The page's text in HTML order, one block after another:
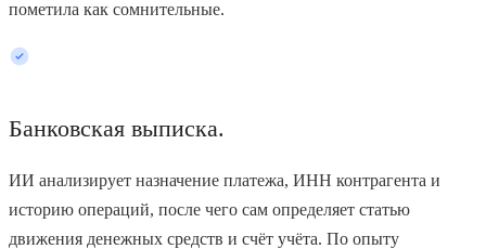
пометила как сомнительные.
Банковская выписка.
ИИ анализирует назначение платежа, ИНН контрагента и
историю операций, после чего сам определяет статью
движения денежных средств и счёт учёта. По опыту